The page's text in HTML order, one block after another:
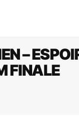
–
FINALE